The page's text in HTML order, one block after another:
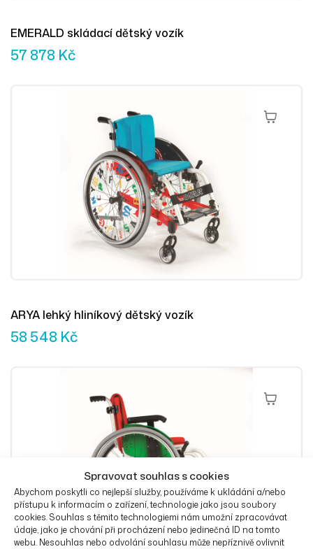
Spravovat souhlas s cookies
Abychom poskytli co nejlepší služby, používáme k ukládání a/nebo
přístupu k informacím o zařízení, technologie jako jsou soubory
cookies. Souhlas s těmito technologiemi nám umožní zpracovávat
údaje, jako je chování při procházení nebo jedinečná ID na tomto
webu. Nesouhlas nebo odvolání souhlasu může nepříznivě ovlivnit
EMERALD skládací dětský vozík
57 878 Kč
Přidat Do
ARYA lehký hliníkový dětský vozík
58 548 Kč
Přidat Do